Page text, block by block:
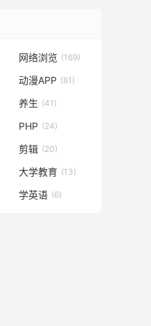
网络浏览 (169)
动漫APP (81)
养生 (41)
PHP (24)
剪辑 (20)
大学教育 (13)
学英语 (6)